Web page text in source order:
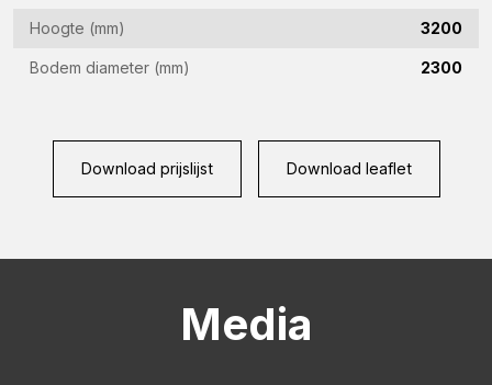
Hoogte (mm) 3200
Bodem diameter (mm) 2300
Download prijslijst Download leaflet
Media